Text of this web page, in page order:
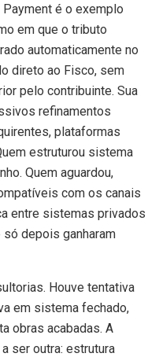
é o exemplo
em que o tributo
automaticamente no
direto ao Fisco, sem
pelo contribuinte. Sua
refinamentos
plataformas
estruturou sistema
Quem aguardou,
com os canais
entre sistemas privados
depois ganharam
Houve tentativa
em sistema fechado,
obras acabadas. A
ser outra: estrutura